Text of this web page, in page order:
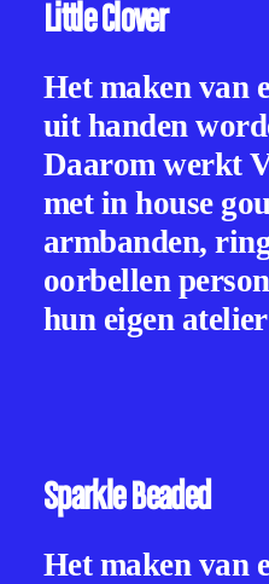
Little Clover
Het maken van
uit handen
Daarom werkt
met in house
armbanden,
oorbellen
hun eigen
Sparkle Beaded
Het maken van